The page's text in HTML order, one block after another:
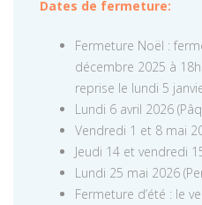
Dates de fermeture:
Fermeture Noël :
décembre 2025 à
reprise le lundi 5
Lundi 6 avril 2026
Vendredi 1 et 8 mai
Jeudi 14 et vendredi
Lundi 25 mai 2026
Fermeture d’été : le